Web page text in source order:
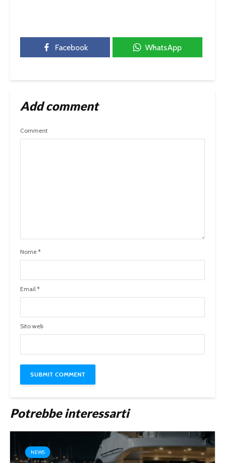
Facebook WhatsApp
Add comment
Comment
Nome *
Email *
Sito web
Potrebbe interessarti
NEWS